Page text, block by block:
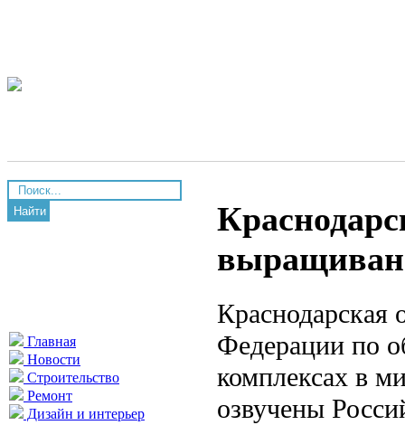
Найти
Главная
Новости
Строительство
Ремонт
Дизайн и интерьер
Краснодарская
Федерации по
комплексах в
озвучены